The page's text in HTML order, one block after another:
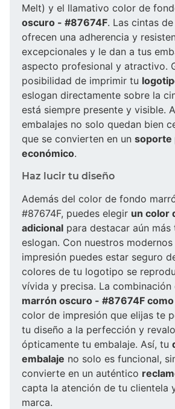
Melt) y el llamativo color de
oscuro - #87674F. Las cintas
ofrecen una adherencia y
excepcionales y le dan a tus
aspecto profesional y atractivo.
posibilidad de imprimir tu
eslogan directamente sobre la
está siempre presente y visible.
embalajes no solo quedan bien
que se convierten en un soporte
económico.
Haz lucir tu diseño
Además del color de fondo
#87674F, puedes elegir un color
adicional para destacar aún
eslogan. Con nuestros
impresión puedes estar seguro
colores de tu logotipo se
vívida y precisa. La combinación
marrón oscuro - #87674F
color de impresión que elijas te
tu diseño a la perfección y
ópticamente tu embalaje. Así, tu
embalaje no solo es funcional,
convierte en un auténtico
capta la atención de tu clientela
marca.